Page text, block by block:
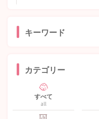
キーワード
カテゴリー
すべて
all